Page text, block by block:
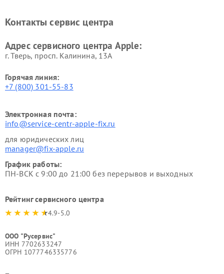
Контакты сервис центра
Адрес сервисного центра Apple:
г. Тверь, просп. Калинина, 13А
Горячая линия:
+7 (800) 301-55-83
Электронная почта:
info@service-centr-apple-fix.ru
для юридических лиц
manager@fix-apple.ru
График работы:
ПН-ВСК с 9:00 до 21:00 без перерывов и выходных
Рейтинг сервисного центра
4.9-5.0
ООО "Русервис"
ИНН 7702633247
ОГРН 1077746335776